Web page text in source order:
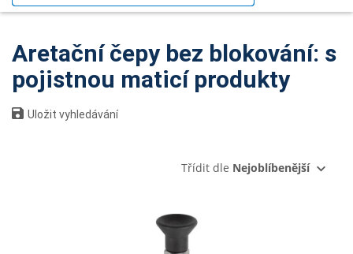
Aretační čepy bez blokování: s
pojistnou maticí produkty
Uložit vyhledávání
Třídit dle Nejoblíbenější